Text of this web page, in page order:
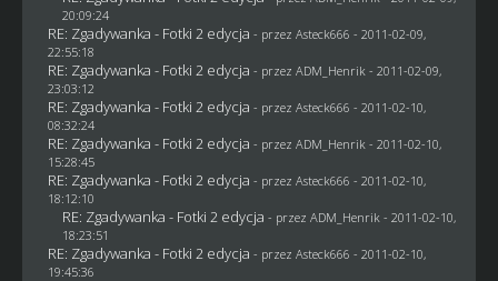
20:09:24
RE: Zgadywanka - Fotki 2 edycja - przez Asteck666 - 2011-02-09,
22:55:18
RE: Zgadywanka - Fotki 2 edycja - przez ADM_Henrik - 2011-02-09,
23:03:12
RE: Zgadywanka - Fotki 2 edycja - przez Asteck666 - 2011-02-10,
08:32:24
RE: Zgadywanka - Fotki 2 edycja - przez ADM_Henrik - 2011-02-10,
15:28:45
RE: Zgadywanka - Fotki 2 edycja - przez Asteck666 - 2011-02-10,
18:12:10
RE: Zgadywanka - Fotki 2 edycja - przez ADM_Henrik - 2011-02-10,
18:23:51
RE: Zgadywanka - Fotki 2 edycja - przez Asteck666 - 2011-02-10,
19:45:36